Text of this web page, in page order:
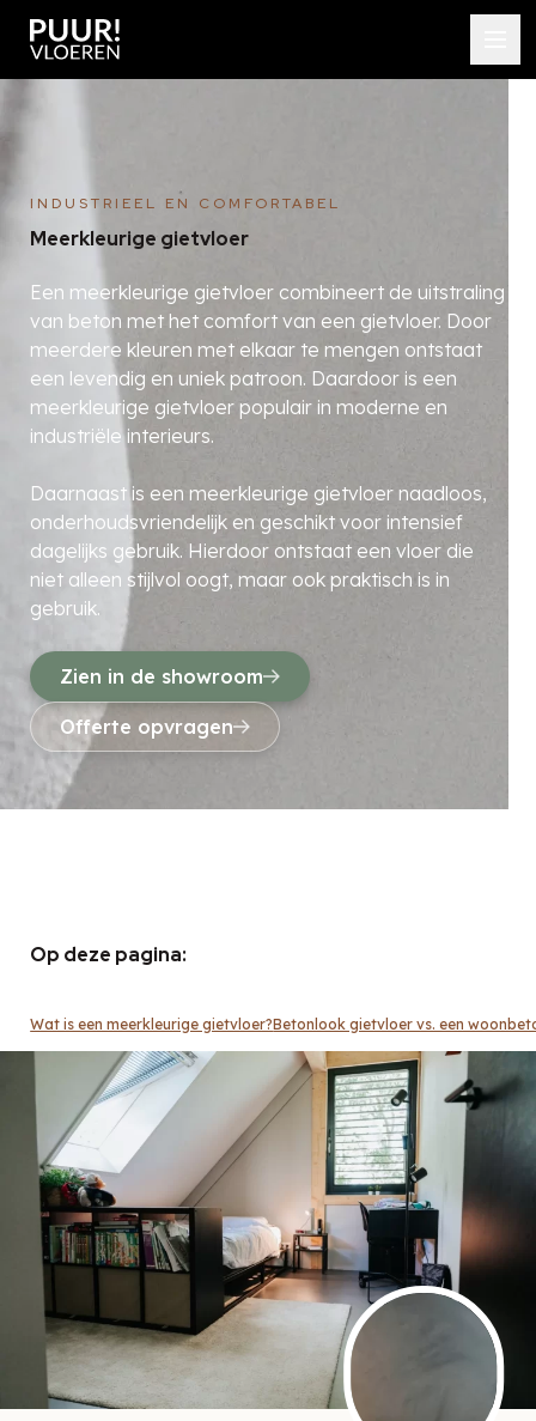
INDUSTRIEEL EN COMFORTABEL
Meerkleurige gietvloer
Een meerkleurige gietvloer combineert de uitstraling
van beton met het comfort van een gietvloer. Door
meerdere kleuren met elkaar te mengen ontstaat
een levendig en uniek patroon. Daardoor is een
meerkleurige gietvloer populair in moderne en
industriële interieurs.
Daarnaast is een meerkleurige gietvloer naadloos,
onderhoudsvriendelijk en geschikt voor intensief
dagelijks gebruik. Hierdoor ontstaat een vloer die
niet alleen stijlvol oogt, maar ook praktisch is in
gebruik.
Zien in de showroom
Offerte opvragen
Op deze pagina:
Wat is een meerkleurige gietvloer?Betonlook gietvloer vs. een